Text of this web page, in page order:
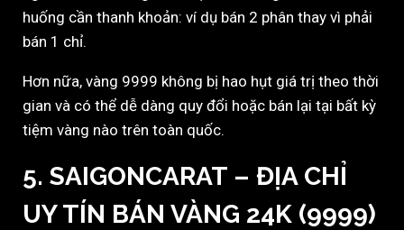
huống cần thanh khoản: ví dụ bán 2 phân thay vì phải
bán 1 chỉ.
Hơn nữa, vàng 9999 không bị hao hụt giá trị theo thời
gian và có thể dễ dàng quy đổi hoặc bán lại tại bất kỳ
tiệm vàng nào trên toàn quốc.
5. SAIGONCARAT – ĐỊA CHỈ
UY TÍN BÁN VÀNG 24K (9999)